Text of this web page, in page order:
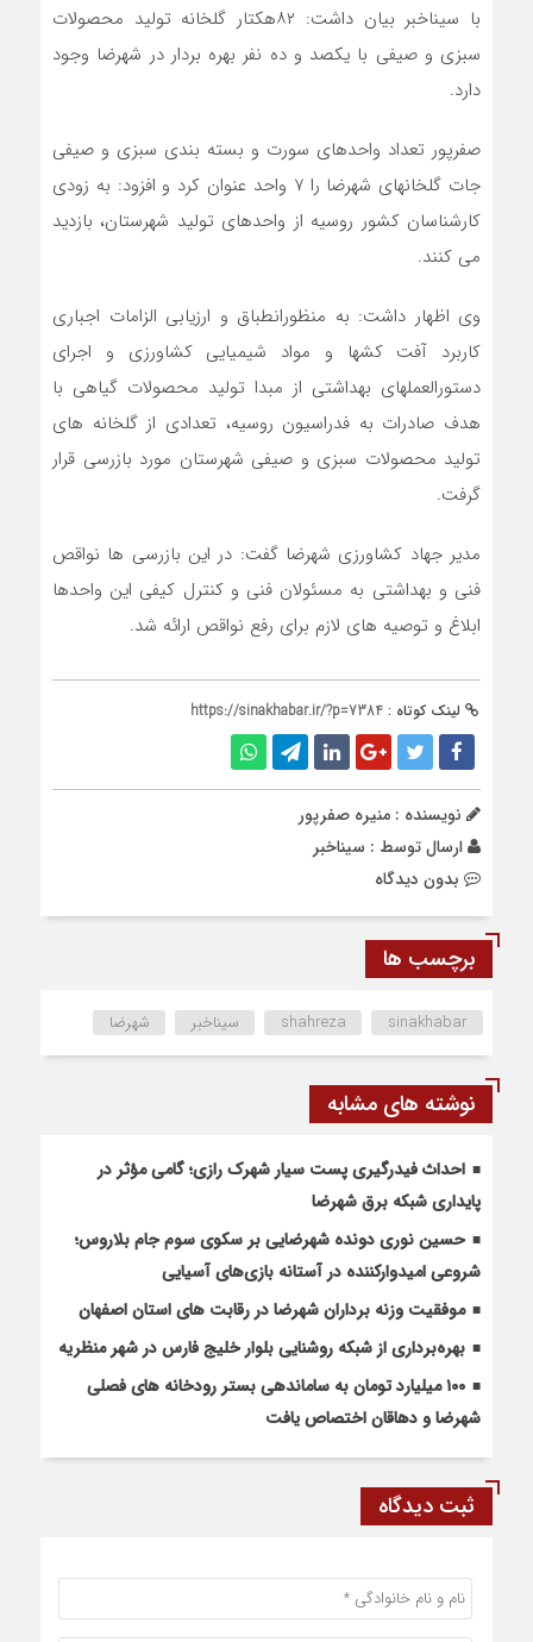
با سیناخبر بیان داشت: ۸۲هکتار گلخانه تولید محصولات
سبزی و صیفی با یکصد و ده نفر بهره بردار در شهرضا وجود
دارد.
صفرپور تعداد واحدهای سورت و بسته بندی سبزی و صیفی
جات گلخانهای شهرضا را ٧ واحد عنوان کرد و افزود: به زودی
کارشناسان کشور روسیه از واحدهای تولید شهرستان، بازدید
می کنند.
وی اظهار داشت: به منظورانطباق و ارزیابی الزامات اجباری
کاربرد آفت کشها و مواد شیمیایی کشاورزی و اجرای
دستورالعملهای بهداشتی از مبدا تولید محصولات گیاهی با
هدف صادرات به فدراسیون روسیه، تعدادی از گلخانه های
تولید محصولات سبزی و صیفی شهرستان مورد بازرسی قرار
گرفت.
مدیر جهاد کشاورزی شهرضا گفت: در این بازرسی ها نواقص
فنی و بهداشتی به مسئولان فنی و کنترل کیفی این واحدها
ابلاغ و توصیه های لازم برای رفع نواقص ارائه شد.
لینک کوتاه : https://sinakhabar.ir/?p=7384
نویسنده : منیره صفرپور
ارسال توسط : سیناخبر
بدون دیدگاه
برچسب ها
shahreza sinakhabar سیناخبر شهرضا
نوشته های مشابه
احداث فیدرگیری پست سیار شهرک رازی؛ گامی مؤثر در
پایداری شبکه برق شهرضا
حسین نوری دونده شهرضایی بر سکوی سوم جام بلاروس؛
شروعی امیدوارکننده در آستانه بازی‌های آسیایی
موفقیت وزنه برداران شهرضا در رقابت های استان اصفهان
بهره‌برداری از شبکه روشنایی بلوار خلیج فارس در شهر منظریه
۱۰۰ میلیارد تومان به ساماندهی بستر رودخانه های فصلی
شهرضا و دهاقان اختصاص یافت
ثبت دیدگاه